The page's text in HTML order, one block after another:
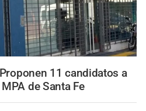
Proponen 11 candidatos a
de Santa Fe